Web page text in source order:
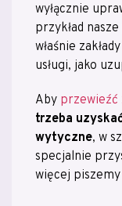
wyłącznie
przykład
właśnie
usługi, jako
Aby przewieźć
trzeba
wytyczne, w
specjalnie
więcej